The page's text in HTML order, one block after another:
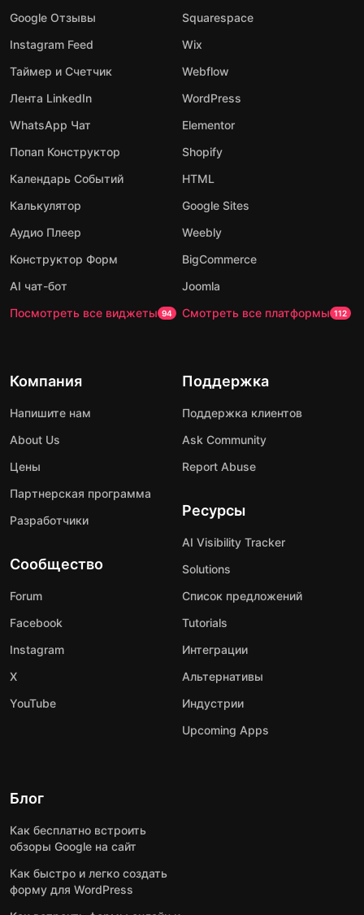
Google Отзывы
Instagram Feed
Таймер и Счетчик
Лента LinkedIn
WhatsApp Чат
Попап Конструктор
Календарь Событий
Калькулятор
Аудио Плеер
Конструктор Форм
AI чат-бот
Посмотреть все виджеты 94
Squarespace
Wix
Webflow
WordPress
Elementor
Shopify
HTML
Google Sites
Weebly
BigCommerce
Joomla
Смотреть все платформы 112
Компания
Напишите нам
About Us
Цены
Партнерская программа
Разработчики
Сообщество
Forum
Facebook
Instagram
X
YouTube
Поддержка
Поддержка клиентов
Ask Community
Report Abuse
Ресурсы
AI Visibility Tracker
Solutions
Список предложений
Tutorials
Интеграции
Альтернативы
Индустрии
Upcoming Apps
Блог
Как бесплатно встроить
обзоры Google на сайт
Как быстро и легко создать
форму для WordPress